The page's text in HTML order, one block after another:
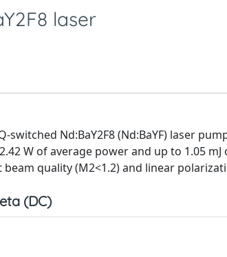
laser
Nd:BaY2F8 (Nd:BaYF) laser
W of average power and up to 1.05 mJ
quality (M2<1.2) and linear
(DC)